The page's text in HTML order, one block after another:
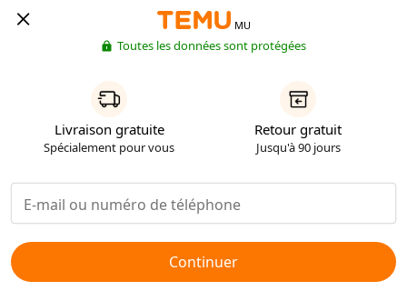
MU
Toutes les données sont protégées
Livraison gratuite
Spécialement pour vous
Retour gratuit
Jusqu'à 90 jours
Continuer